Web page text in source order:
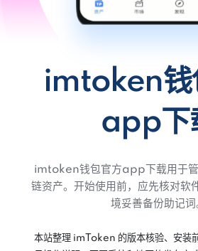
imtoken钱
app下
imtoken钱包官方app下载用于管
链资产。开始使用前，应先核对软
境妥善备份助记词
本站整理 imToken 的版本核验、安装